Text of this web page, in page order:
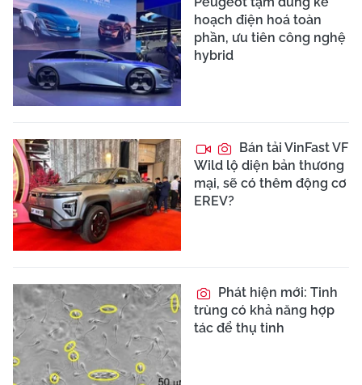
hoạch điện hoá toàn
phần, ưu tiên công nghệ
hybrid
Bán tải VinFast VF
Wild lộ diện bản thương
mại, sẽ có thêm động cơ
EREV?
Phát hiện mới: Tinh
trùng có khả năng hợp
tác để thụ tinh